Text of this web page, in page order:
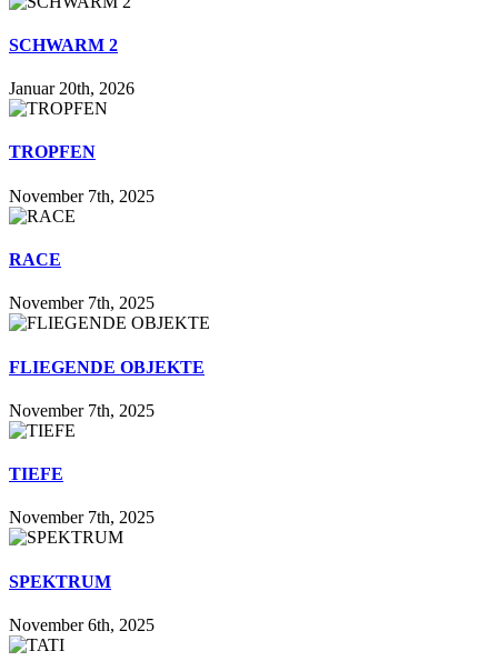
SCHWARM 2
Januar 20th, 2026
TROPFEN
November 7th, 2025
RACE
November 7th, 2025
FLIEGENDE OBJEKTE
November 7th, 2025
TIEFE
November 7th, 2025
SPEKTRUM
November 6th, 2025